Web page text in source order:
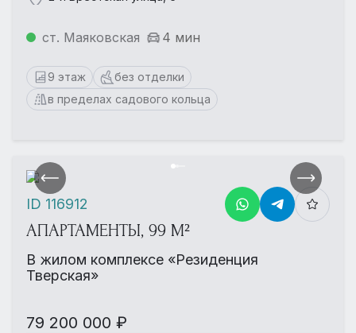
ст. Маяковская 4 мин
9 этаж
без отделки
в пределах садового кольца
АПАРТАМЕНТЫ, 99 М²
В жилом комплексе «Резиденция
Тверская»
79 200 000 ₽
ID 116912